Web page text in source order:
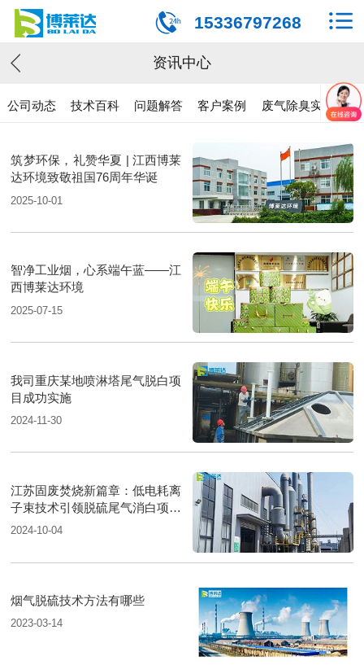
15336797268
资讯中心
公司动态 技术百科 问题解答 客户案例 废气除臭实验
筑梦环保，礼赞华夏 | 江西博莱
达环境致敬祖国76周年华诞
2025-10-01
智净工业烟，心系端午蓝——江
西博莱达环境
2025-07-15
我司重庆某地喷淋塔尾气脱白项
目成功实施
2024-11-30
江苏固废焚烧新篇章：低电耗离
子束技术引领脱硫尾气消白项目
圆满落成
2024-10-04
烟气脱硫技术方法有哪些
2023-03-14